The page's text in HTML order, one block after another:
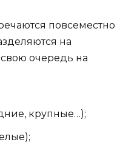
повсеместно
на
очередь на
крупные…);